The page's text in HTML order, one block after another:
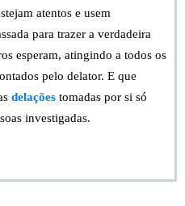
atentos e usem
para trazer a verdadeira
esperam, atingindo a todos os
pelo delator. E que
delações tomadas por si só
investigadas.